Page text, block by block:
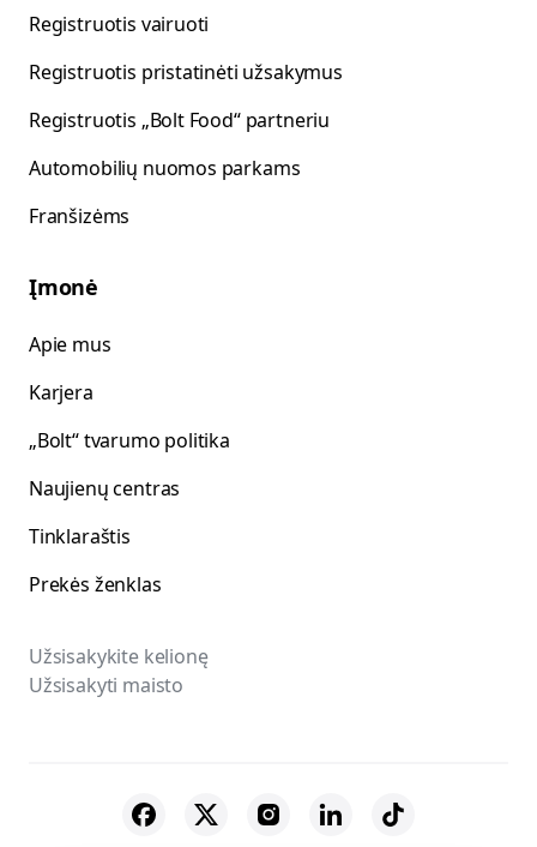
Registruotis vairuoti
Registruotis pristatinėti užsakymus
Registruotis „Bolt Food“ partneriu
Automobilių nuomos parkams
Franšizėms
Įmonė
Apie mus
Karjera
„Bolt“ tvarumo politika
Naujienų centras
Tinklaraštis
Prekės ženklas
Užsisakykite kelionę
Užsisakyti maisto